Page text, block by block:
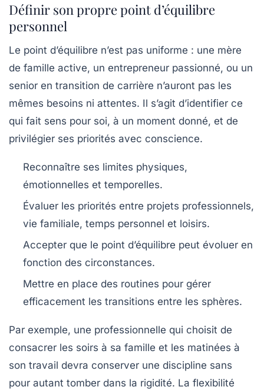
Définir son propre point d’équilibre
personnel
Le point d’équilibre n’est pas uniforme : une mère
de famille active, un entrepreneur passionné, ou un
senior en transition de carrière n’auront pas les
mêmes besoins ni attentes. Il s’agit d’identifier ce
qui fait sens pour soi, à un moment donné, et de
privilégier ses priorités avec conscience.
Reconnaître ses limites physiques,
émotionnelles et temporelles.
Évaluer les priorités entre projets professionnels,
vie familiale, temps personnel et loisirs.
Accepter que le point d’équilibre peut évoluer en
fonction des circonstances.
Mettre en place des routines pour gérer
efficacement les transitions entre les sphères.
Par exemple, une professionnelle qui choisit de
consacrer les soirs à sa famille et les matinées à
son travail devra conserver une discipline sans
pour autant tomber dans la rigidité. La flexibilité